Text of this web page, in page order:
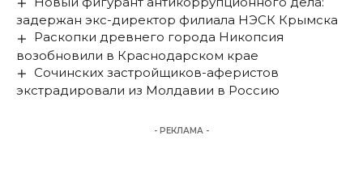
задержан экс-директор филиала НЭСК Крымска
Раскопки древнего города Никопсия
возобновили в Краснодарском крае
Сочинских застройщиков-аферистов
экстрадировали из Молдавии в Россию
- РЕКЛАМА -